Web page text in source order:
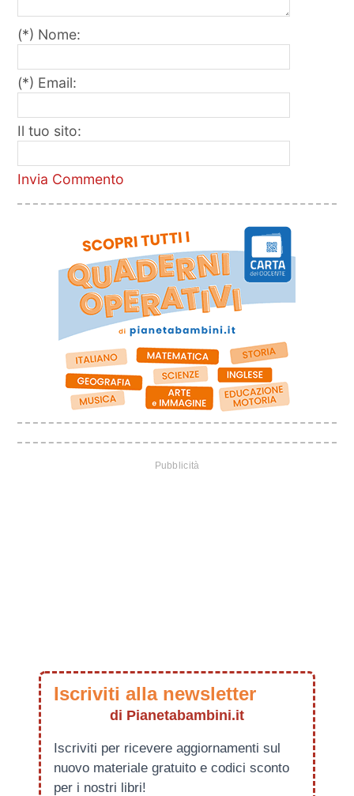
(*) Nome:
(*) Email:
Il tuo sito:
Invia Commento
Iscriviti alla newsletter
di Pianetabambini.it
Iscriviti per ricevere aggiornamenti sul
nuovo materiale gratuito e codici sconto
per i nostri libri!